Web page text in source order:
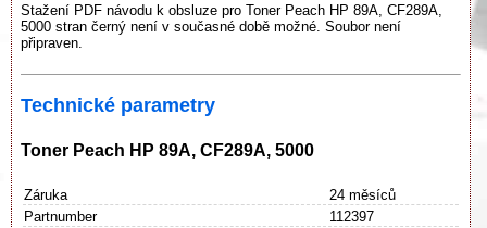
Stažení PDF návodu k obsluze pro Toner Peach HP 89A, CF289A,
5000 stran černý není v současné době možné. Soubor není
připraven.
Technické parametry
Toner Peach HP 89A, CF289A, 5000
Záruka
24 měsíců
Partnumber
112397